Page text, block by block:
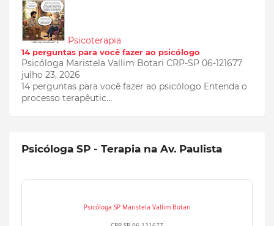
Psicoterapia
14 perguntas para você fazer ao psicólogo
Psicóloga Maristela Vallim Botari CRP-SP 06-121677
julho 23, 2026
14 perguntas para você fazer ao psicólogo Entenda o
processo terapêutic…
Psicóloga SP - Terapia na Av. Paulista
Psicóloga SP Maristela Vallim Botari